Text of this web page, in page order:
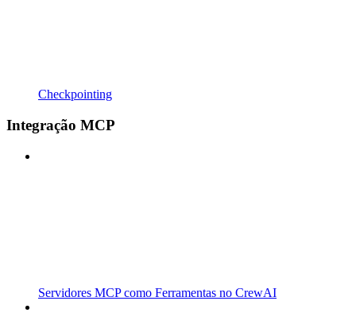
Checkpointing
Integração MCP
Servidores MCP como Ferramentas no CrewAI